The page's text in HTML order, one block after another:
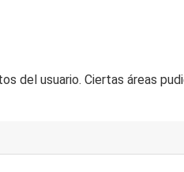
del usuario. Ciertas áreas